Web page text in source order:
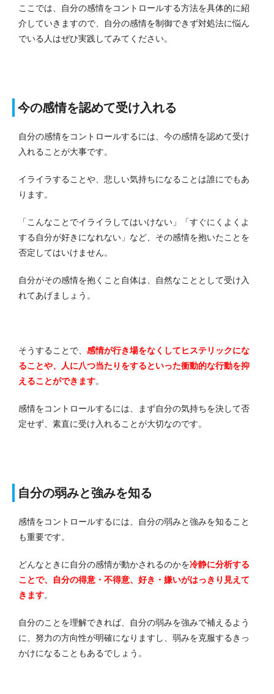
ここでは、自分の感情をコントロールする方法を具体的に紹
介していきますので、自分の感情を制御できず対処法に悩ん
でいる人はぜひ実践してみてください。
今の感情を認めて受け入れる
自分の感情をコントロールするには、今の感情を認めて受け
入れることが大事です。
イライラすることや、悲しい気持ちになることは誰にでもあ
ります。
「こんなことでイライラしてはいけない」「すぐにくよくよ
する自分が好きになれない」など、その感情を抱いたことを
否定してはいけません。
自分がその感情を抱くこと自体は、自然なこととして受け入
れてあげましょう。
そうすることで、 感情が行き場をなくしてヒステリックにな
ることや、人に八つ当たりをするといった衝動的な行動を抑
えることができます。
感情をコントロールするには、まず自分の気持ちを決して否
定せず、素直に受け入れることが大切なのです。
自分の弱みと強みを知る
感情をコントロールするには、自分の弱みと強みを知ること
も重要です。
どんなときに自分の感情が動かされるのかを冷静に分析する
ことで、自分の得意・不得意、好き・嫌いがはっきり見えて
きます。
自分のことを理解できれば、自分の弱みを強みで補えるよう
に、努力の方向性が明確になりますし、弱みを克服するきっ
かけになることもあるでしょう。